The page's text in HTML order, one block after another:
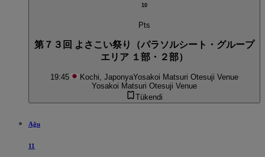
10
Pts
第７３回 よさこい祭り（パラソルシート・グループ
エリア １部・２部）
19:45 Kochi, JaponyaYosakoi Matsuri Otesuji Venue
Yosakoi Matsuri Otesuji Venue
Tükendi
Ağu
11